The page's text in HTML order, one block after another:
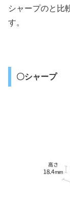
シャープのと比
す。
〇シャープ